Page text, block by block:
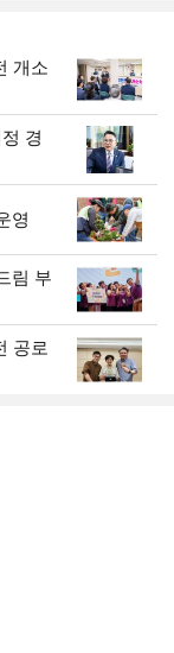
개소
경
영
림 부
공로